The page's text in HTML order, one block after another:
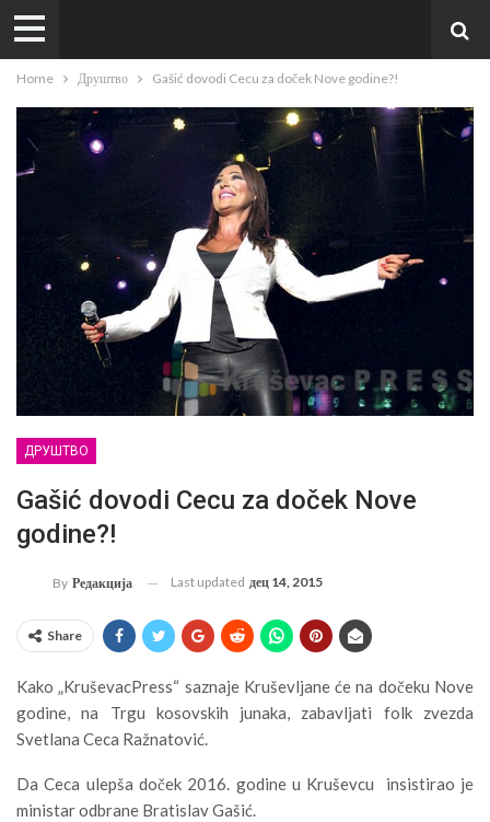
Home Друштво Gašić dovodi Cecu za doček Nove godine?!
ДРУШТВО
Gašić dovodi Cecu za doček Nove
godine?!
By Редакција Last updated дец 14, 2015
Share
Kako „KruševacPress“ saznaje Kruševljane će na dočeku Nove
godine, na Trgu kosovskih junaka, zabavljati folk zvezda
Svetlana Ceca Ražnatović.
Da Ceca ulepša doček 2016. godine u Kruševcu insistirao je
ministar odbrane Bratislav Gašić.